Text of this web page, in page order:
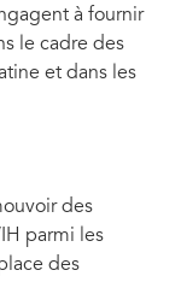
à fournir
le cadre des
et dans les
des
parmi les
des